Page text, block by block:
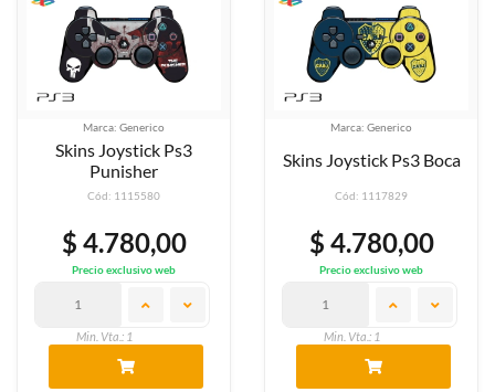
Marca: Generico
Skins Joystick Ps3
Punisher
Cód: 1115580
$ 4.780,00
Precio exclusivo web
Min. Vta.: 1
Marca: Generico
Skins Joystick Ps3 Boca
Cód: 1117829
$ 4.780,00
Precio exclusivo web
Min. Vta.: 1